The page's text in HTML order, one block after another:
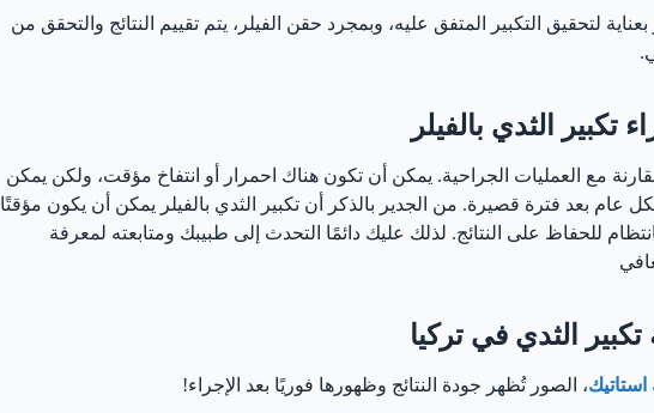
بعناية لتحقيق التكبير المتفق عليه، وبمجرد حقن الفيلر، يتم تقييم النتائج والتحقق من
تكبير الثدي بالفيلر
مع العمليات الجراحية. يمكن أن تكون هناك احمرار أو انتفاخ مؤقت، ولكن يمكن
عام بعد فترة قصيرة. من الجدير بالذكر أن تكبير الثدي بالفيلر يمكن أن يكون مؤقتًا
للحفاظ على النتائج. لذلك عليك دائمًا التحدث إلى طبيبك ومتابعته لمعرفة
الثدي في تركيا
، الصور تُظهر جودة النتائج وظهورها فوريًا بعد الإجراء!